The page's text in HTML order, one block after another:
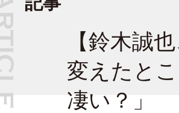
【鈴木誠
変えたと
凄い？」